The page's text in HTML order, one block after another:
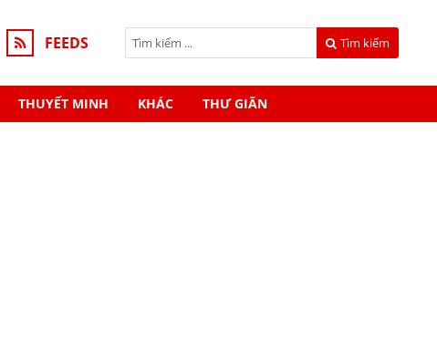
FEEDS Tìm kiếm
THUYẾT MINH KHÁC THƯ GIÃN